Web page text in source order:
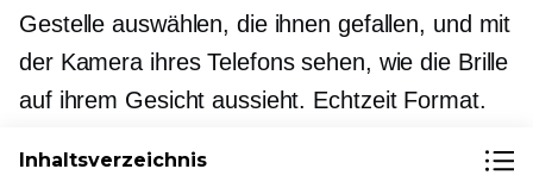
Gestelle auswählen, die ihnen gefallen, und mit
der Kamera ihres Telefons sehen, wie die Brille
auf ihrem Gesicht aussieht. EchtzeitFormat.
Inhaltsverzeichnis